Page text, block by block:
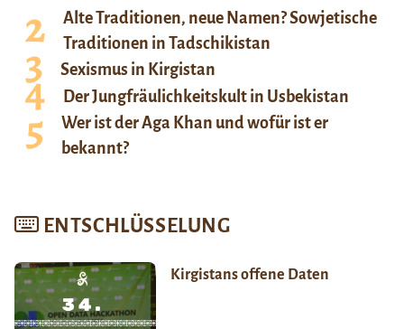
Alte Traditionen, neue Namen? Sowjetische
Traditionen in Tadschikistan
Sexismus in Kirgistan
Der Jungfräulichkeitskult in Usbekistan
Wer ist der Aga Khan und wofür ist er
bekannt?
ENTSCHLÜSSELUNG
Kirgistans offene Daten